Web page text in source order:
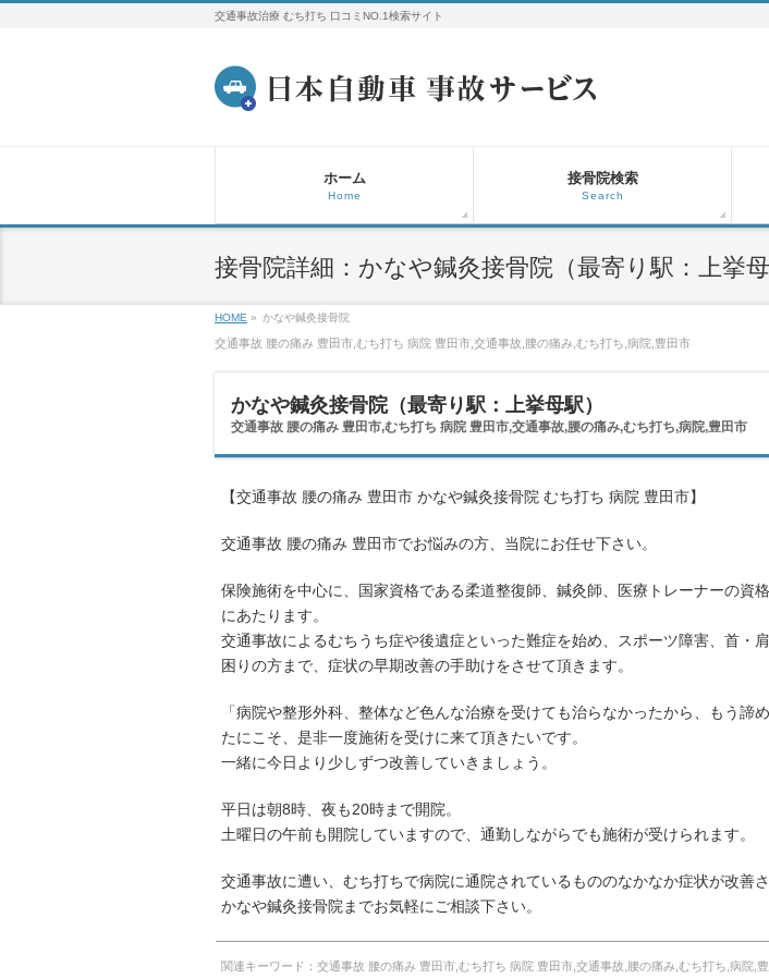
交通事故治療 むち打ち 口コミNO.1検索サイト
ホーム
Home
接骨院検索
Search
接骨院詳細：かなや鍼灸接骨院（最寄り駅：上挙母
HOME » かなや鍼灸接骨院
交通事故 腰の痛み 豊田市,むち打ち 病院 豊田市,交通事故,腰の痛み,むち打ち,病院,豊田市
かなや鍼灸接骨院（最寄り駅：上挙母駅）
交通事故 腰の痛み 豊田市,むち打ち 病院 豊田市,交通事故,腰の痛み,むち打ち,病院,豊田市
【交通事故 腰の痛み 豊田市 かなや鍼灸接骨院 むち打ち 病院 豊田市】
交通事故 腰の痛み 豊田市でお悩みの方、当院にお任せ下さい。
保険施術を中心に、国家資格である柔道整復師、鍼灸師、医療トレーナーの資
にあたります。
交通事故によるむちうち症や後遺症といった難症を始め、スポーツ障害、首・
困りの方まで、症状の早期改善の手助けをさせて頂きます。
「病院や整形外科、整体など色んな治療を受けても治らなかったから、もう諦
たにこそ、是非一度施術を受けに来て頂きたいです。
一緒に今日より少しずつ改善していきましょう。
平日は朝8時、夜も20時まで開院。
土曜日の午前も開院していますので、通勤しながらでも施術が受けられます。
交通事故に遭い、むち打ちで病院に通院されているもののなかなか症状が改善
かなや鍼灸接骨院までお気軽にご相談下さい。
関連キーワード：交通事故 腰の痛み 豊田市,むち打ち 病院 豊田市,交通事故,腰の痛み,むち打ち,病院,